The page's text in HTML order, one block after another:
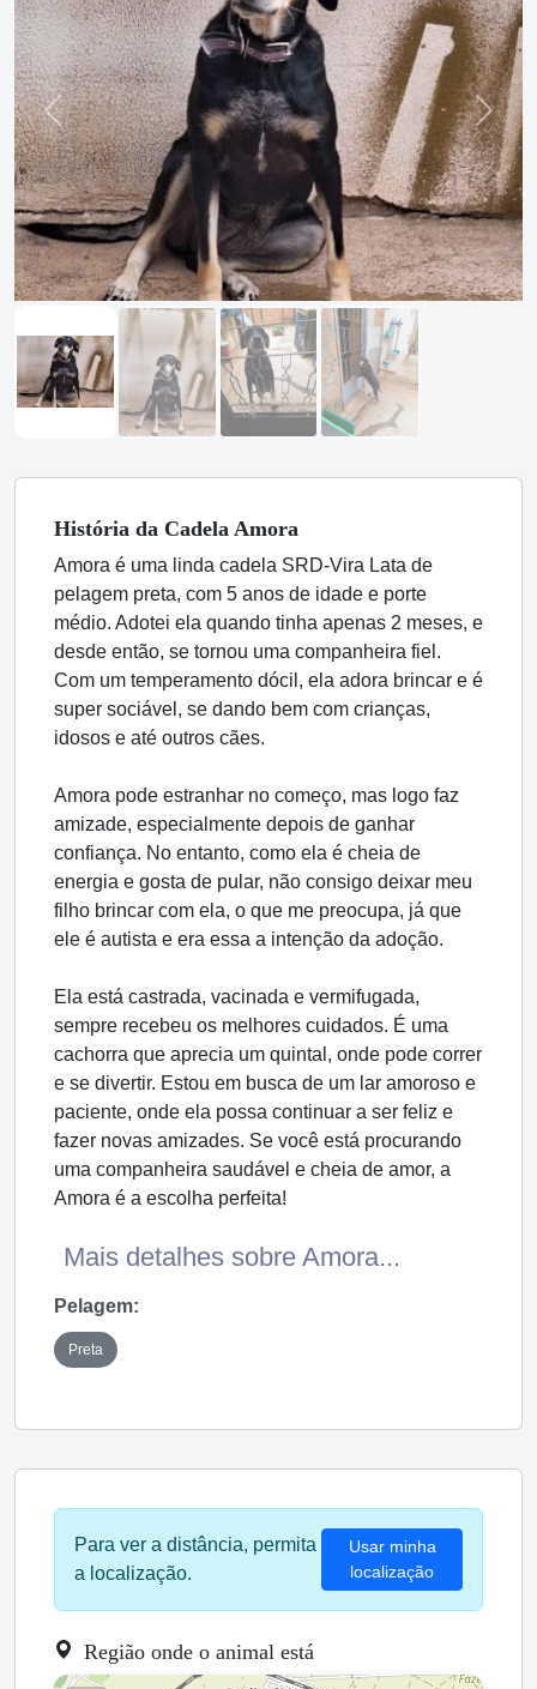
Previous Next
História da Cadela Amora
Amora é uma linda cadela SRD-Vira Lata de
pelagem preta, com 5 anos de idade e porte
médio. Adotei ela quando tinha apenas 2 meses, e
desde então, se tornou uma companheira fiel.
Com um temperamento dócil, ela adora brincar e é
super sociável, se dando bem com crianças,
idosos e até outros cães.
Amora pode estranhar no começo, mas logo faz
amizade, especialmente depois de ganhar
confiança. No entanto, como ela é cheia de
energia e gosta de pular, não consigo deixar meu
filho brincar com ela, o que me preocupa, já que
ele é autista e era essa a intenção da adoção.
Ela está castrada, vacinada e vermifugada,
sempre recebeu os melhores cuidados. É uma
cachorra que aprecia um quintal, onde pode correr
e se divertir. Estou em busca de um lar amoroso e
paciente, onde ela possa continuar a ser feliz e
fazer novas amizades. Se você está procurando
uma companheira saudável e cheia de amor, a
Amora é a escolha perfeita!
Mais detalhes sobre Amora...
Pelagem:
Preta
Para ver a distância, permita
a localização.
Usar minha
localização
Região onde o animal está